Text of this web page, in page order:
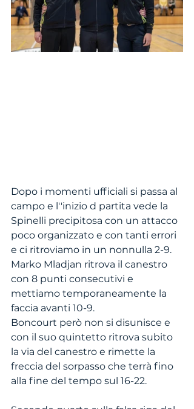
Dopo i momenti ufficiali si passa al
campo e l''inizio d partita vede la
Spinelli precipitosa con un attacco
poco organizzato e con tanti errori
e ci ritroviamo in un nonnulla 2-9.
Marko Mladjan ritrova il canestro
con 8 punti consecutivi e
mettiamo temporaneamente la
faccia avanti 10-9.
Boncourt però non si disunisce e
con il suo quintetto ritrova subito
la via del canestro e rimette la
freccia del sorpasso che terrà fino
alla fine del tempo sul 16-22.